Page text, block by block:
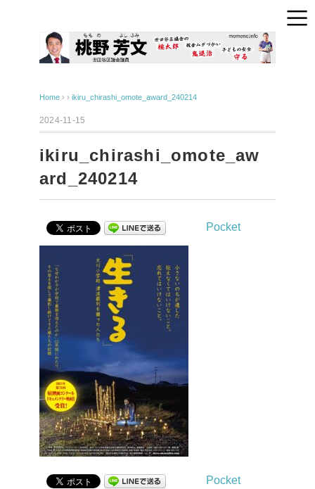
Home › › ikiru_chirashi_omote_award_240214
2024-11-15
ikiru_chirashi_omote_aw
ard_240214
Pocket
Pocket